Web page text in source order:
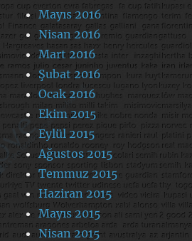
Mayıs 2016
Nisan 2016
Mart 2016
Şubat 2016
Ocak 2016
Ekim 2015
Eylül 2015
Ağustos 2015
Temmuz 2015
Haziran 2015
Mayıs 2015
Nisan 2015